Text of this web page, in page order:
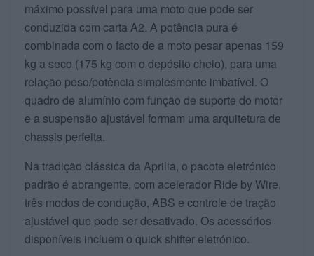
máximo possível para uma moto que pode ser
conduzida com carta A2. A potência pura é
combinada com o facto de a moto pesar apenas 159
kg a seco (175 kg com o depósito cheio), para uma
relação peso/potência simplesmente imbatível. O
quadro de alumínio com função de suporte do motor
e a suspensão ajustável formam uma arquitetura de
chassis perfeita.
Na tradição clássica da Aprilia, o pacote eletrónico
padrão é abrangente, com acelerador Ride by Wire,
três modos de condução, ABS e controle de tração
ajustável que pode ser desativado. Os acessórios
disponíveis incluem o quick shifter eletrónico.